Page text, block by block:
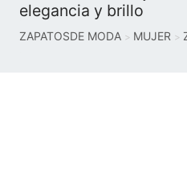
elegancia y brillo
ZAPATOSDE MODA MUJER